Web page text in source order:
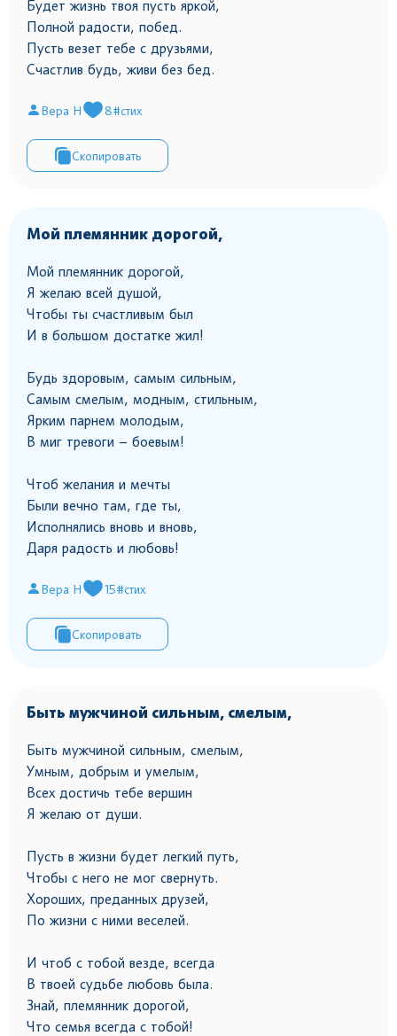
Будет жизнь твоя пусть яркой,
Полной радости, побед.
Пусть везет тебе с друзьями,
Счастлив будь, живи без бед.
Вера Н 8#стих
Скопировать
Мой племянник дорогой,
Мой племянник дорогой,
Я желаю всей душой,
Чтобы ты счастливым был
И в большом достатке жил!
Будь здоровым, самым сильным,
Самым смелым, модным, стильным,
Ярким парнем молодым,
В миг тревоги – боевым!
Чтоб желания и мечты
Были вечно там, где ты,
Исполнялись вновь и вновь,
Даря радость и любовь!
Вера Н 15#стих
Скопировать
Быть мужчиной сильным, смелым,
Быть мужчиной сильным, смелым,
Умным, добрым и умелым,
Всех достичь тебе вершин
Я желаю от души.
Пусть в жизни будет легкий путь,
Чтобы с него не мог свернуть.
Хороших, преданных друзей,
По жизни с ними веселей.
И чтоб с тобой везде, всегда
В твоей судьбе любовь была.
Знай, племянник дорогой,
Что семья всегда с тобой!